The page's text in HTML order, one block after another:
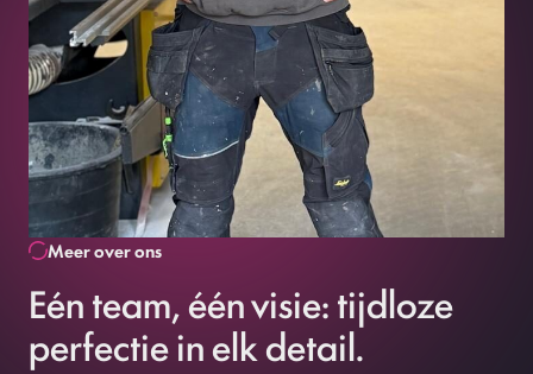
Meer over ons
Eén team, één visie: tijdloze
perfectie in elk detail.